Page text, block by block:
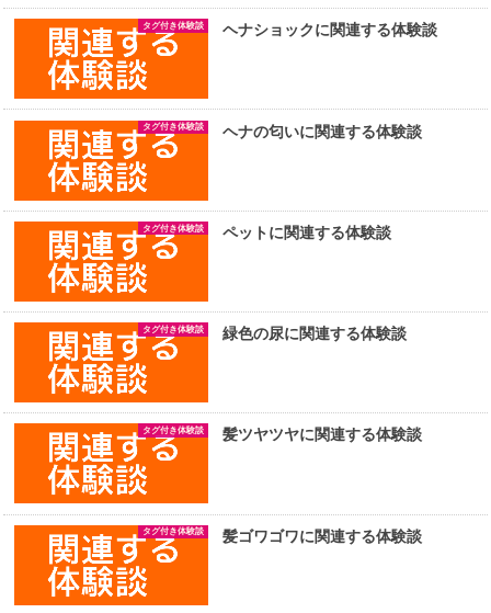
タグ付き体験談 ヘナショックに関連する体験談
タグ付き体験談 ヘナの匂いに関連する体験談
タグ付き体験談 ペットに関連する体験談
タグ付き体験談 緑色の尿に関連する体験談
タグ付き体験談 髪ツヤツヤに関連する体験談
タグ付き体験談 髪ゴワゴワに関連する体験談